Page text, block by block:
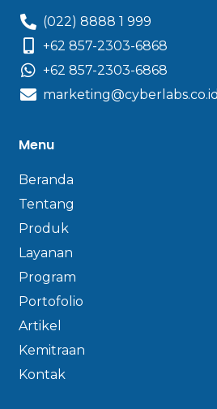
(022) 8888 1 999
+62 857-2303-6868
+62 857-2303-6868
marketing@cyberlabs.co.id
Menu
Beranda
Tentang
Produk
Layanan
Program
Portofolio
Artikel
Kemitraan
Kontak